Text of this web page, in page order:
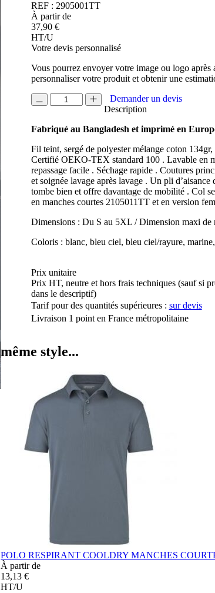
REF : 2905001TT
À partir de
37,90 €
HT/U
Votre devis personnalisé
Vous pourrez envoyer votre image ou logo
personnaliser votre produit et obtenir une
quantité
de
REGULAR
HOMME
YB50
TWILL
Demander un devis
Description
Fabriqué au Bangladesh et imprimé en
Fil teint, sergé de polyester mélange coton
Certifié OEKO-TEX standard 100 . Lavable en
repassage facile . Séchage rapide . Coutures
et soignée lavage après lavage . Un pli
tombe bien et offre davantage de mobilité . Col
en manches courtes 2105011TT et en version
Dimensions : Du S au 5XL / Dimension maxi de
Coloris : blanc, bleu ciel, bleu ciel/rayure,
Prix unitaire
Prix HT, neutre et hors frais techniques (sauf si
dans le descriptif)
Tarif pour des quantités supérieures : sur devis
Livraison 1 point en France métropolitaine
même style...
POLO RESPIRANT COOLDRY MANCHES
À partir de
13,13 €
HT/U